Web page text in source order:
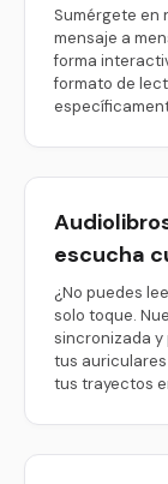
Sumérgete en
mensaje a
forma
formato de
escucha
¿No puedes
solo toque.
sincronizada y
tus
tus trayectos